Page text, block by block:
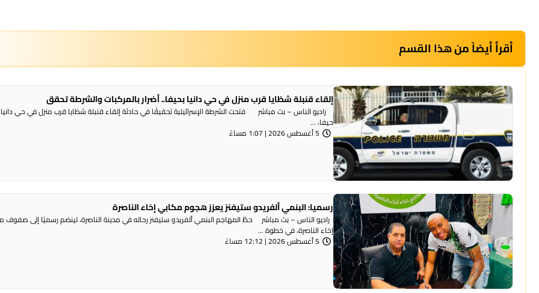
أقرأ أيضاً من هذا القسم
إلقاء قنبلة شظايا قرب منزل في حي دانيا بحيفا.. أضرار بالمركبات والشرطة تحقق
راديو الناس – بث مباشر فتحت الشرطة الإسرائيلية تحقيقًا في حادثة إلقاء قنبلة شظايا قرب منزل في حي دانيا
حيفا، ...
5 أغسطس 2026 | 1:07 مساءً
رسميا: البنمي ألفريدو ستيفنز يعزز هجوم مكابي إخاء الناصرة
راديو الناس – بث مباشر حطّ المهاجم البنمي ألفريدو ستيفنز رحاله في مدينة الناصرة، لينضم رسميًا إلى صفوف
إخاء الناصرة، في خطوة ...
5 أغسطس 2026 | 12:12 مساءً